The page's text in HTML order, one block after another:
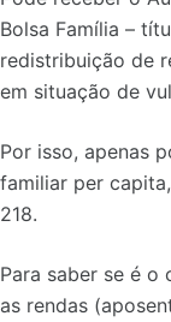
Bolsa Família –
redistribuição de
em situação de
Por isso, apenas
familiar per
218.
Para saber se é o
as rendas